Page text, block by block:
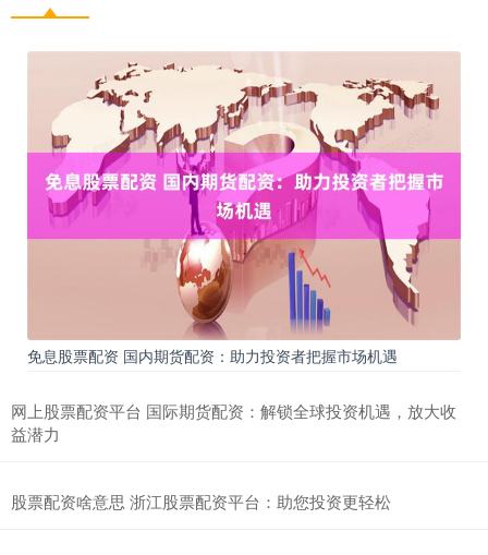
免息股票配资 国内期货配资：助力投资者把握市场机遇
网上股票配资平台 国际期货配资：解锁全球投资机遇，放大收
益潜力
股票配资啥意思 浙江股票配资平台：助您投资更轻松